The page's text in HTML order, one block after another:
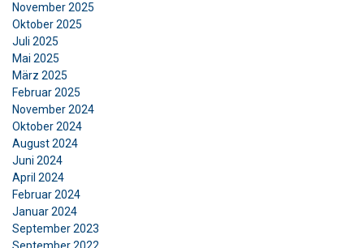
November 2025
Oktober 2025
Juli 2025
Mai 2025
März 2025
Februar 2025
November 2024
Oktober 2024
August 2024
Juni 2024
April 2024
Februar 2024
Januar 2024
September 2023
Diese Webseite verwendet
Cookies.
Wir verwenden Cookies, um Inhalte und
Anzeigen zu personalisieren und unseren
Datenverkehr zu analysieren. Wir geben
Informationen über Ihre Nutzung unserer
Website auch an unsere Werbe- und
Analysepartner weiter, die diese möglicherweise